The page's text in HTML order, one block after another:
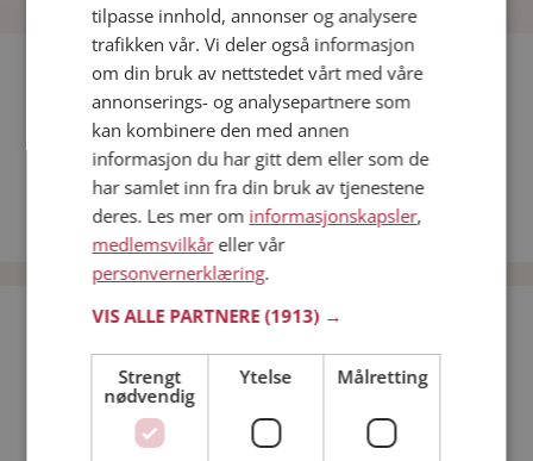
Fler single
Flere singlemenn fra Ås :Marlev,Braveheart
Kvinner fra Ås
Date kvinner i Norge
Date menn i Norge
Bli medlem gratis!
Jeg er en:
tilpasse innhold, annonser og analysere
trafikken vår. Vi deler også informasjon
om din bruk av nettstedet vårt med våre
annonserings- og analysepartnere som
kan kombinere den med annen
informasjon du har gitt dem eller som de
har samlet inn fra din bruk av tjenestene
deres. Les mer om informasjonskapsler,
medlemsvilkåreller vår
personvernerklæring.
VIS ALLE PARTNERE(1913) →
Strengt
nødvendig
Ytelse Målretting